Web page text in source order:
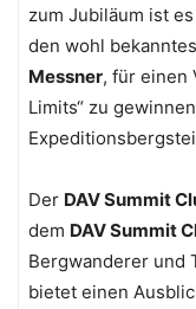
zum Jubiläum ist
den wohl
Messner, für einen
Limits“ zu
Der DAV Summit
dem DAV Summit
Bergwanderer und
bietet einen